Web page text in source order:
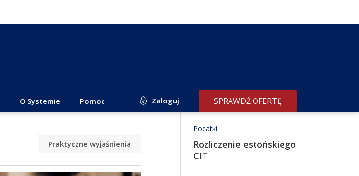
O Systemie Pomoc Zaloguj SPRAWDŹ OFERTĘ
Praktyczne wyjaśnienia
Redakcja poleca
Podatki
Rozliczenie estońskiego
CIT